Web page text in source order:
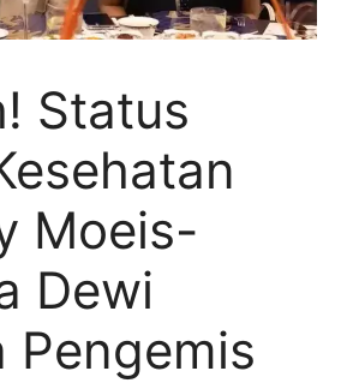
Status
Moeis-
Dewi
Pengemis